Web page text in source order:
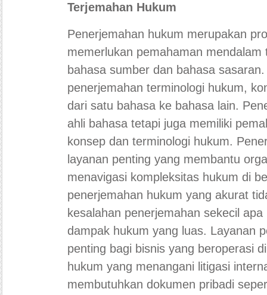
Terjemahan Hukum
Penerjemahan hukum merupakan
memerlukan pemahaman
bahasa sumber dan bahasa
penerjemahan terminologi hukum,
dari satu bahasa ke bahasa lain.
ahli bahasa tetapi juga memiliki
konsep dan terminologi hukum.
layanan penting yang membantu
menavigasi kompleksitas hukum di
penerjemahan hukum yang akurat
kesalahan penerjemahan sekecil
dampak hukum yang luas. Layanan
penting bagi bisnis yang beroperasi
hukum yang menangani litigasi
membutuhkan dokumen pribadi